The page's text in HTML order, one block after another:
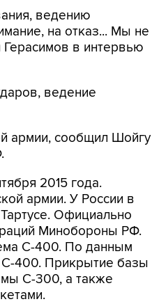
ведению
на отказ... Мы не
Герасимов в интервью
ведение
армии, сообщил Шойгу
2015 года.
армии. У России в
Официально
Минобороны РФ.
С-400. По данным
С-400. Прикрытие базы
С-300, а также